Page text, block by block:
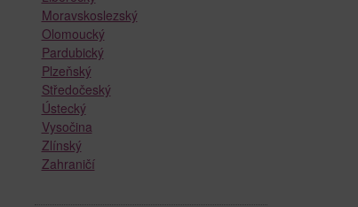
Moravskoslezský
Olomoucký
Pardubický
Plzeňský
Středočeský
Ústecký
Vysočina
Zlínský
Zahraničí